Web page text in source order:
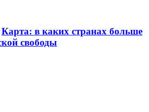
Карта: в каких странах больше
свободы